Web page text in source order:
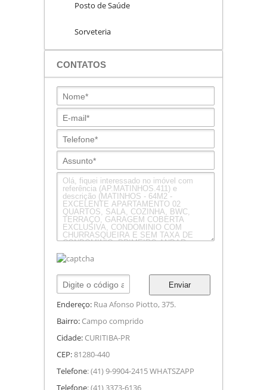
Posto de Saúde
Sorveteria
CONTATOS
Enviar
Endereço: Rua Afonso Piotto, 375.
Bairro: Campo comprido
Cidade: CURITIBA-PR
CEP:81280-440
Telefone: (41) 9-9904-2415 WHATSZAPP
Telefone: (41) 3373-6136